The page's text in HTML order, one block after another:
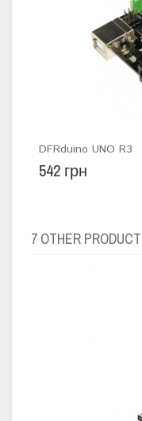
DFRduino UNO R3
542 грн
7 OTHER